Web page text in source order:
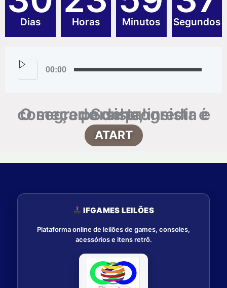
Dias Horas Minutos Segundos
00:00
O segredo de progredir é começar. Sonhe, insista e persista!
ATART
IFGAMES LEILÕES
Plataforma online de leilões de games, consoles,
acessórios e itens retrô.